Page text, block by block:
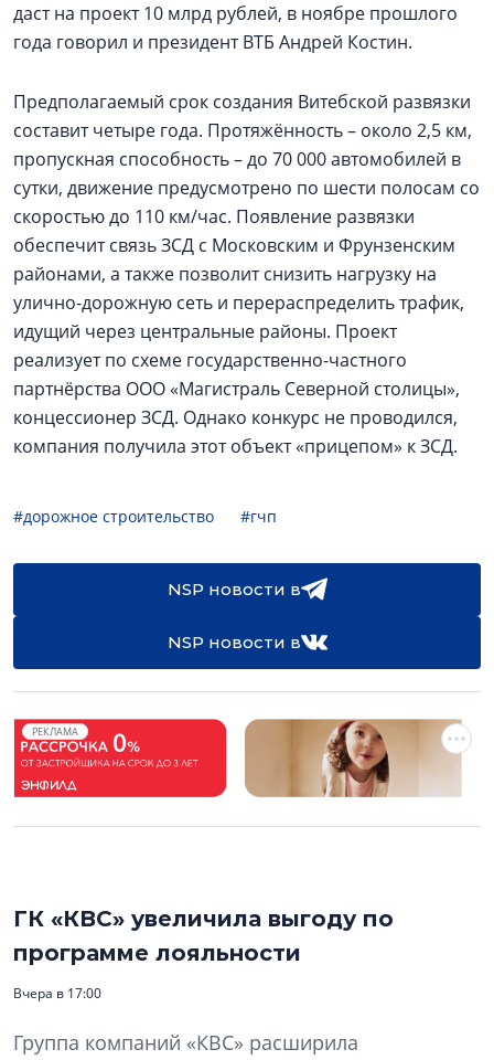
даст на проект 10 млрд рублей, в ноябре прошлого
года говорил и президент ВТБ Андрей Костин.
Предполагаемый срок создания Витебской развязки
составит четыре года. Протяжённость – около 2,5 км,
пропускная способность – до 70 000 автомобилей в
сутки, движение предусмотрено по шести полосам со
скоростью до 110 км/час. Появление развязки
обеспечит связь ЗСД с Московским и Фрунзенским
районами, а также позволит снизить нагрузку на
улично-дорожную сеть и перераспределить трафик,
идущий через центральные районы. Проект
реализует по схеме государственно-частного
партнёрства ООО «Магистраль Северной столицы»,
концессионер ЗСД. Однако конкурс не проводился,
компания получила этот объект «прицепом» к ЗСД.
#дорожное строительство #гчп
NSP новости в
NSP новости в
РЕКЛАМА
ГК «КВС» увеличила выгоду по
программе лояльности
Вчера в 17:00
Группа компаний «КВС» расширила